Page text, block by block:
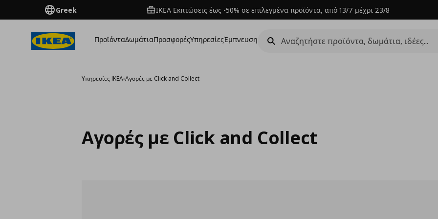
Greek ΙΚΕΑ Εκπτώσεις έως -50% σε επιλεγμένα προϊόντα, από 13/7 μέχρι 23/8
ΠροϊόνταΔωμάτιαΠροσφορέςΥπηρεσίεςΈμπνευση
Υπηρεσίες IKEA›Αγορές με Click and Collect
Αγορές με Click and Collect